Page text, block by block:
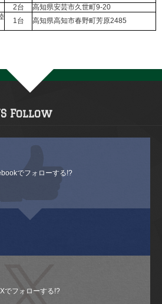
2台
高知県安芸市久世町9-20
1台 高知県高知市春野町芳原2485
Follow
でフォローする!?
Xでフォローする!?